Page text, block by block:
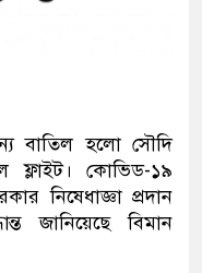
বাতিল হলো সৌদি
ফ্লাইট। কোভিড-১৯
নিষেধাজ্ঞা প্রদান
জানিয়েছে বিমান